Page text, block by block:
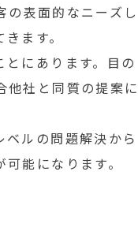
表面的なニーズし
ます。
にあります。目の
他社と同質の提案に
ルの問題解決から
能になります。